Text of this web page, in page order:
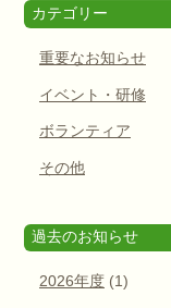
カテゴリー
重要なお知らせ
イベント・研修
ボランティア
その他
過去のお知らせ
2026年度 (1)